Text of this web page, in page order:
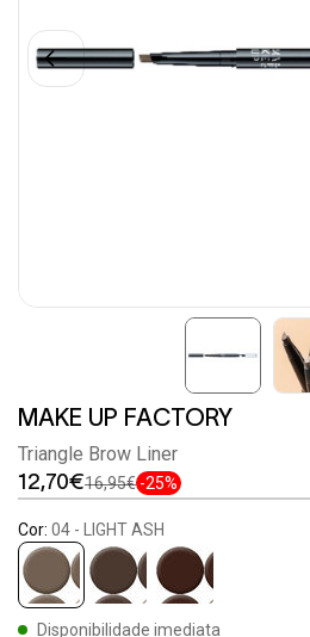
MAKE UP FACTORY
Triangle Brow Liner
12,70€16,95€ -25%
Cor: 04 - LIGHT ASH
selected
Disponibilidade imediata